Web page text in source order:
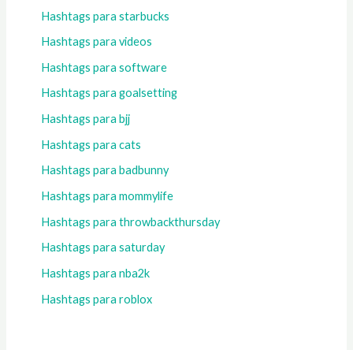
Hashtags para starbucks
Hashtags para videos
Hashtags para software
Hashtags para goalsetting
Hashtags para bjj
Hashtags para cats
Hashtags para badbunny
Hashtags para mommylife
Hashtags para throwbackthursday
Hashtags para saturday
Hashtags para nba2k
Hashtags para roblox